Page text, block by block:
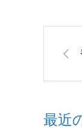
最近